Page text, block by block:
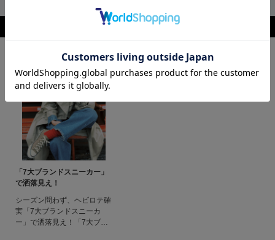
「7大ブランドスニーカー」
で洒落見え！
シーズン問わず、ヘビロテ確
実「7大ブランドスニーカ
ー」で洒落見え！「7大ブラ